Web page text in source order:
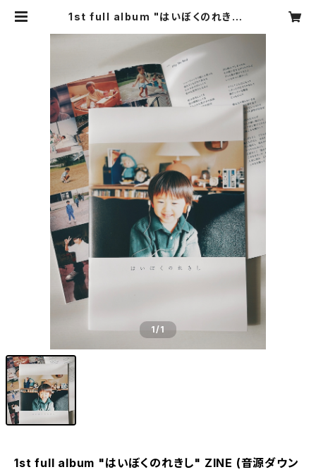
1st full album "はいぼくのれきし"
付) | 弱虫倶楽部 web shop
1/1
1st full album "はいぼくのれきし" ZINE (音源ダウン